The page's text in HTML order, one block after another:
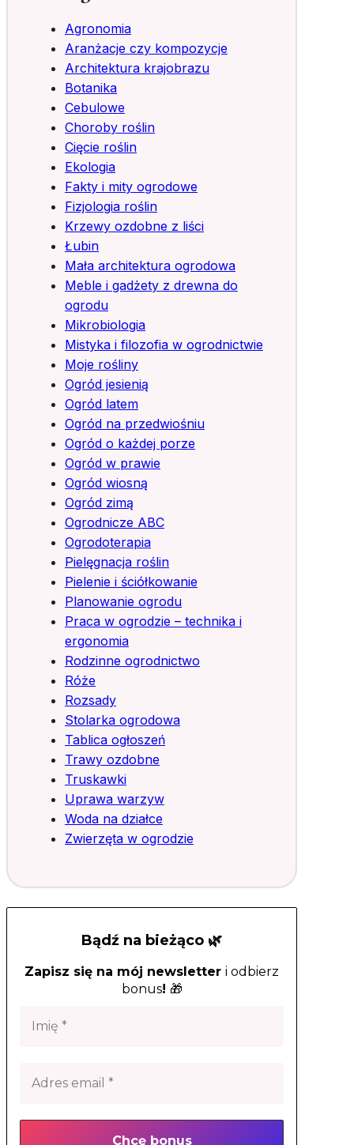
Agronomia
Aranżacje czy kompozycje
Architektura krajobrazu
Botanika
Cebulowe
Choroby roślin
Cięcie roślin
Ekologia
Fakty i mity ogrodowe
Fizjologia roślin
Krzewy ozdobne z liści
Łubin
Mała architektura ogrodowa
Meble i gadżety z drewna do
ogrodu
Mikrobiologia
Mistyka i filozofia w ogrodnictwie
Moje rośliny
Ogród jesienią
Ogród latem
Ogród na przedwiośniu
Ogród o każdej porze
Ogród w prawie
Ogród wiosną
Ogród zimą
Ogrodnicze ABC
Ogrodoterapia
Pielęgnacja roślin
Pielenie i ściółkowanie
Planowanie ogrodu
Praca w ogrodzie – technika i
ergonomia
Rodzinne ogrodnictwo
Róże
Rozsady
Stolarka ogrodowa
Tablica ogłoszeń
Trawy ozdobne
Truskawki
Uprawa warzyw
Woda na działce
Zwierzęta w ogrodzie
Bądź na bieżąco 🌿
Zapisz się na mój newsletter i odbierz
bonus! 🎁